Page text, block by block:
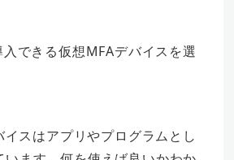
できる仮想MFAデバイスを選
スはアプリやプログラムとし